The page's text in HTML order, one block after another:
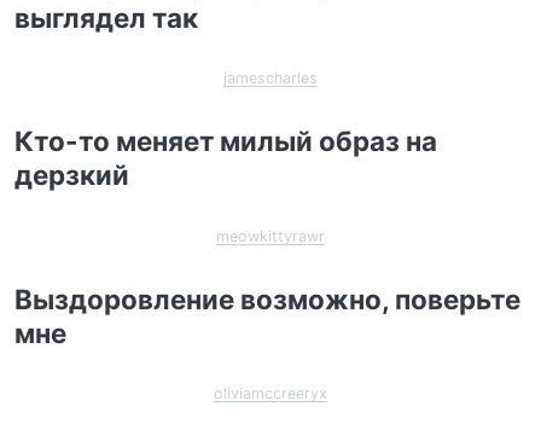
выглядел так
jamescharles
Кто-то меняет милый образ на
дерзкий
meowkittyrawr
Выздоровление возможно, поверьте
мне
oliviamccreeryx